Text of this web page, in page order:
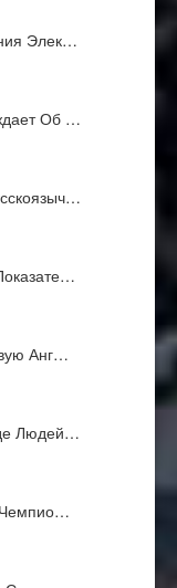
Элек…
Об …
Анг…
Людей…